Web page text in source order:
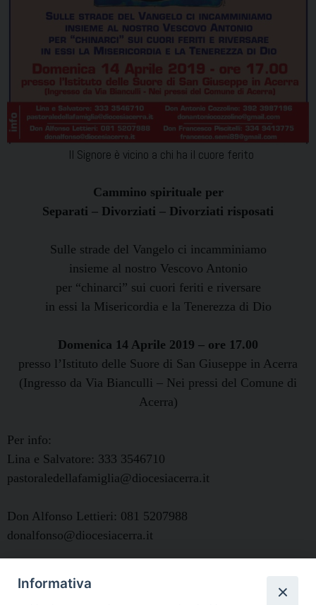
Il Signore è vicino a chi ha il cuore ferito
Cammino spirituale per
Separati – Divorziati – Divorziati risposati
Sulle strade del Vangelo ci incamminiamo
insieme al nostro Vescovo Antonio
per “chinarci” sui cuori feriti e riversare
in essi la Misericordia e la Tenerezza di Dio
Domenica 14 Aprile 2019 – ore 17.00
presso l’Istituto delle Suore di San Giuseppe in Acerra
(Ingresso da Via Bianculli – Nei pressi del Comune di
Acerra)
Per info:
Lina e Salvatore: 333 3546710
pastoraledellafamiglia@diocesiacerra.it
Don Alfonso Lettieri: 081 5207988
donalfonso@diocesiacerra.it
donantoniocozzolino@gmail.com
Informativa